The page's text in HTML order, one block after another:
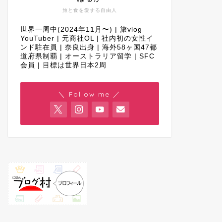
旅と食を愛する自由人
世界一周中(2024年11月〜) | 旅vlog
YouTuber | 元商社OL | 社内初の女性イ
ンド駐在員 | 奈良出身 | 海外58ヶ国47都
道府県制覇 | オーストラリア留学 | SFC
会員 | 目標は世界日本2周
＼ Follow me ／